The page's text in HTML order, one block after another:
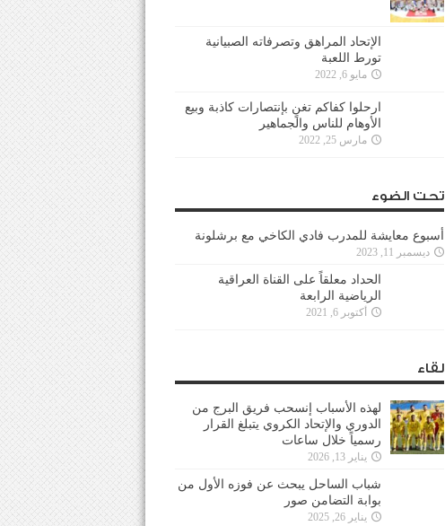
الإتحاد المراهق وتصرفاته الصبيانية
تورط اللعبة
مايو 6, 2022
ارحلوا كفاكم تغنٍ بإنتصارات كاذبة وبيع
الأوهام للناس والجماهير
مارس 25, 2022
تحت الضوء
أسبوع معايشة للمدرب فادي الكاخي مع برشلونة
ديسمبر 11, 2023
الحداد معلقاً على القناة العراقية
الرياضية الرابعة
أكتوبر 6, 2021
لقاء
لهذه الأسباب إنسحب فريق البرج من
الدوري والإتحاد الكروي يتبلغ القرار
رسمياً خلال ساعات
يناير 13, 2026
شباب الساحل يبحث عن فوزه الأول من
بوابة التضامن صور
يناير 26, 2025